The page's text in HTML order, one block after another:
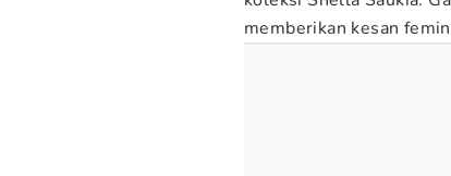
memberikan kesan